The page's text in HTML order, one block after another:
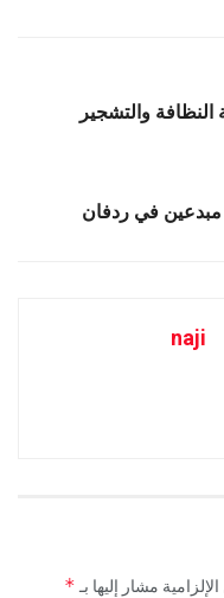
النظافة والتشجير
مبدعين في ردفان
naji
مشار إليها بـ *